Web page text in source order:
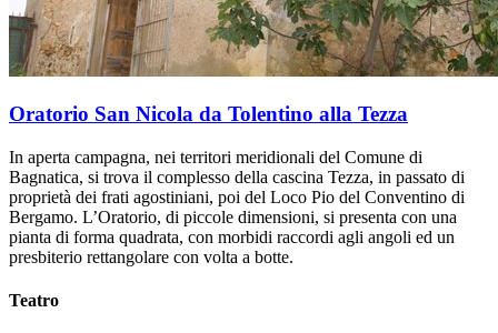
Oratorio San Nicola da Tolentino alla Tezza
In aperta campagna, nei territori meridionali del Comune di
Bagnatica, si trova il complesso della cascina Tezza, in passato di
proprietà dei frati agostiniani, poi del Loco Pio del Conventino di
Bergamo. L’Oratorio, di piccole dimensioni, si presenta con una
pianta di forma quadrata, con morbidi raccordi agli angoli ed un
presbiterio rettangolare con volta a botte.
Teatro